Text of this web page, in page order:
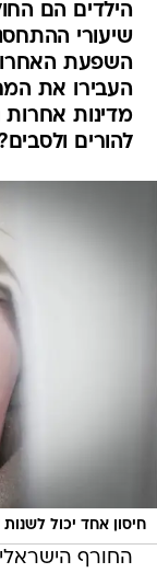
הילדים הם
שיעורי
השפעת
העבירו את
מדינות
להורים
חיסון אחד יכול
החורף